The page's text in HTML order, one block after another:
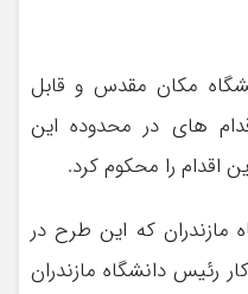
مکان مقدس و قابل
های در محدوده این
اقدام را محکوم کرد.
مازندران که این طرح در
رئیس دانشگاه مازندران